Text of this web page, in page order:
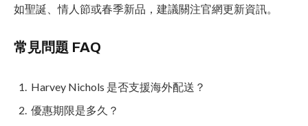
如聖誕、情人節或春季新品，建議關注官網更新資訊。
常見問題 FAQ
Harvey Nichols 是否支援海外配送？
優惠期限是多久？